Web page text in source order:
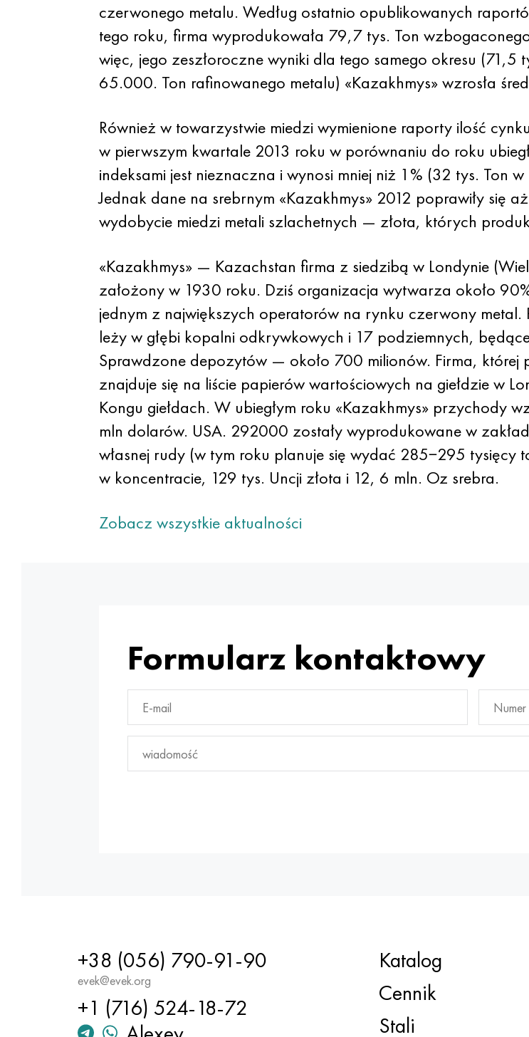
czerwonego metalu. Według ostatnio opublikowanych
tego roku, firma wyprodukowała 79,7 tys. Ton
więc, jego zeszłoroczne wyniki dla tego samego okresu (71,5
65.000. Ton rafinowanego metalu) «Kazakhmys» wzrosła
Również w towarzystwie miedzi wymienione raporty ilość
w pierwszym kwartale 2013 roku w porównaniu do roku
indeksami jest nieznaczna i wynosi mniej niż 1% (32 tys. Ton
Jednak dane na srebrnym «Kazakhmys» 2012 poprawiły się
wydobycie miedzi metali szlachetnych — złota, których
«Kazakhmys» — Kazachstan firma z siedzibą w Londynie
założony w 1930 roku. Dziś organizacja wytwarza około
jednym z największych operatorów na rynku czerwony
leży w głębi kopalni odkrywkowych i 17 podziemnych,
Sprawdzone depozytów — około 700 milionów. Firma, której
znajduje się na liście papierów wartościowych na giełdzie w
Kongu giełdach. W ubiegłym roku «Kazakhmys» przychody
mln dolarów. USA. 292000 zostały wyprodukowane w
własnej rudy (w tym roku planuje się wydać 285−295 tysięcy
w koncentracie, 129 tys. Uncji złota i 12, 6 mln. Oz srebra.
Zobacz wszystkie aktualności
Formularz kontaktowy
+38 (056) 790-91-90
evek@evek.org
+1 (716) 524-18-72
Katalog
Cennik
Stali